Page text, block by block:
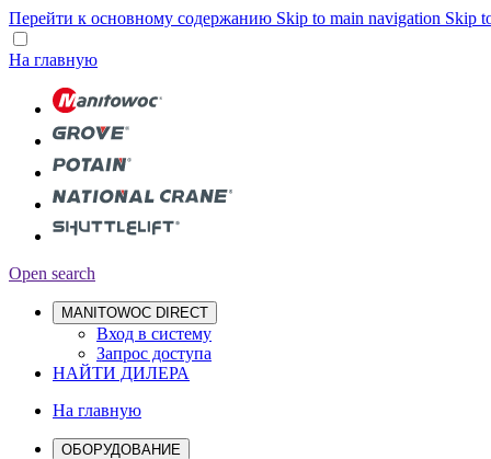
Перейти к основному содержанию Skip to main navigation Skip
На главную
Open search
MANITOWOC DIRECT
Вход в систему
Запрос доступа
НАЙТИ ДИЛЕРА
На главную
ОБОРУДОВАНИЕ